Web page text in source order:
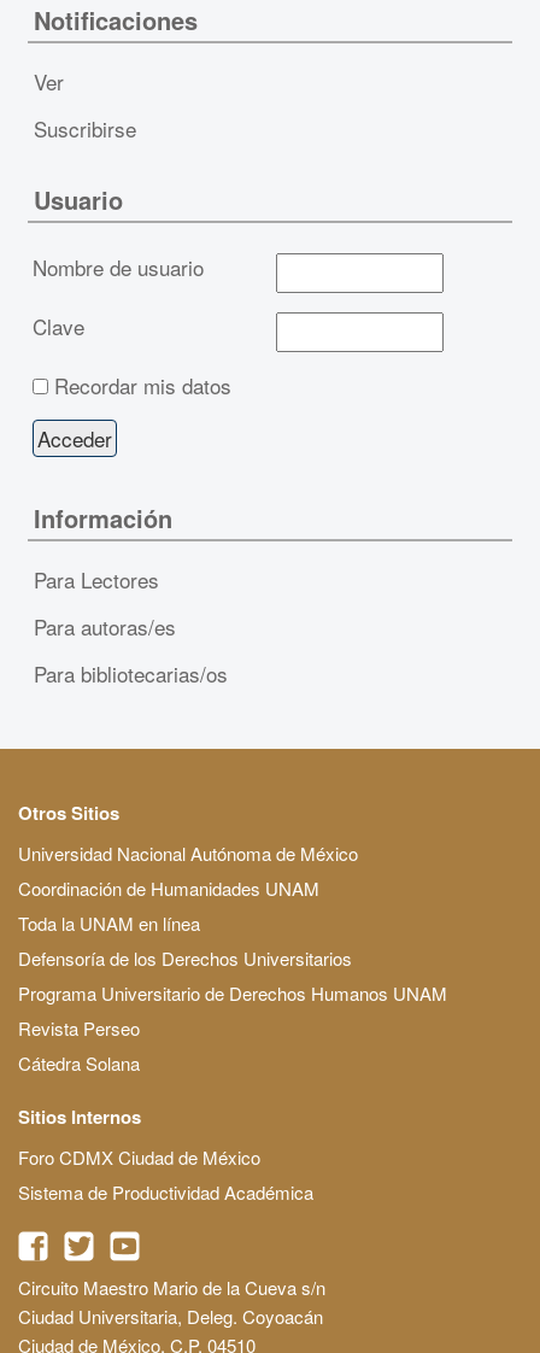
Notificaciones
Ver
Suscribirse
Usuario
Nombre de usuario
Clave
Recordar mis datos
Información
Para Lectores
Para autoras/es
Para bibliotecarias/os
Otros Sitios
Universidad Nacional Autónoma de México
Coordinación de Humanidades UNAM
Toda la UNAM en línea
Defensoría de los Derechos Universitarios
Programa Universitario de Derechos Humanos UNAM
Revista Perseo
Cátedra Solana
Sitios Internos
Foro CDMX Ciudad de México
Sistema de Productividad Académica
Circuito Maestro Mario de la Cueva s/n
Ciudad Universitaria, Deleg. Coyoacán
Ciudad de México, C.P. 04510